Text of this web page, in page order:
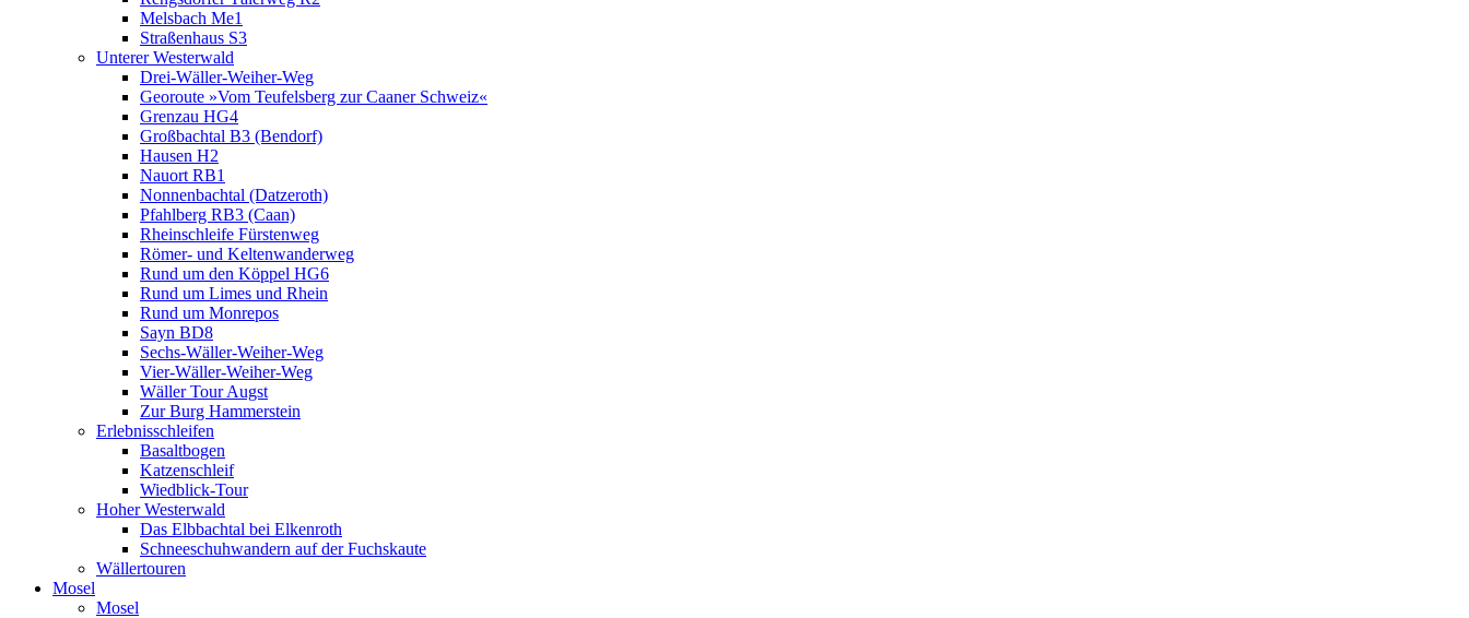
Melsbach Me1
Straßenhaus S3
Unterer Westerwald
Drei-Wäller-Weiher-Weg
Georoute »Vom Teufelsberg zur Caaner Schweiz«
Grenzau HG4
Großbachtal B3 (Bendorf)
Hausen H2
Nauort RB1
Nonnenbachtal (Datzeroth)
Pfahlberg RB3 (Caan)
Rheinschleife Fürstenweg
Römer- und Keltenwanderweg
Rund um den Köppel HG6
Rund um Limes und Rhein
Rund um Monrepos
Sayn BD8
Sechs-Wäller-Weiher-Weg
Vier-Wäller-Weiher-Weg
Wäller Tour Augst
Zur Burg Hammerstein
Erlebnisschleifen
Basaltbogen
Katzenschleif
Wiedblick-Tour
Hoher Westerwald
Das Elbbachtal bei Elkenroth
Schneeschuhwandern auf der Fuchskaute
Wällertouren
Mosel
Mosel